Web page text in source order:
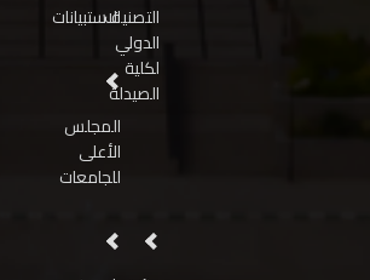
التصنيف
الدولي
لكلية
الصيدلة
الاستبيانات
المجلس
الأعلى
للجامعات